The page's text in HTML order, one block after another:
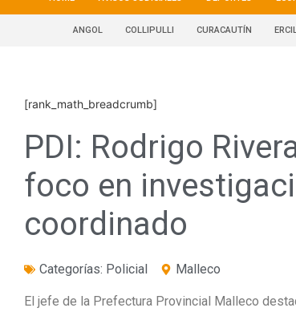
ANGOL COLLIPULLI CURACAUTÍN
[rank_math_breadcrumb]
PDI: Rodrigo
foco en
coordinado
Categorías: Policial Malleco
El jefe de la Prefectura Provincial Malleco